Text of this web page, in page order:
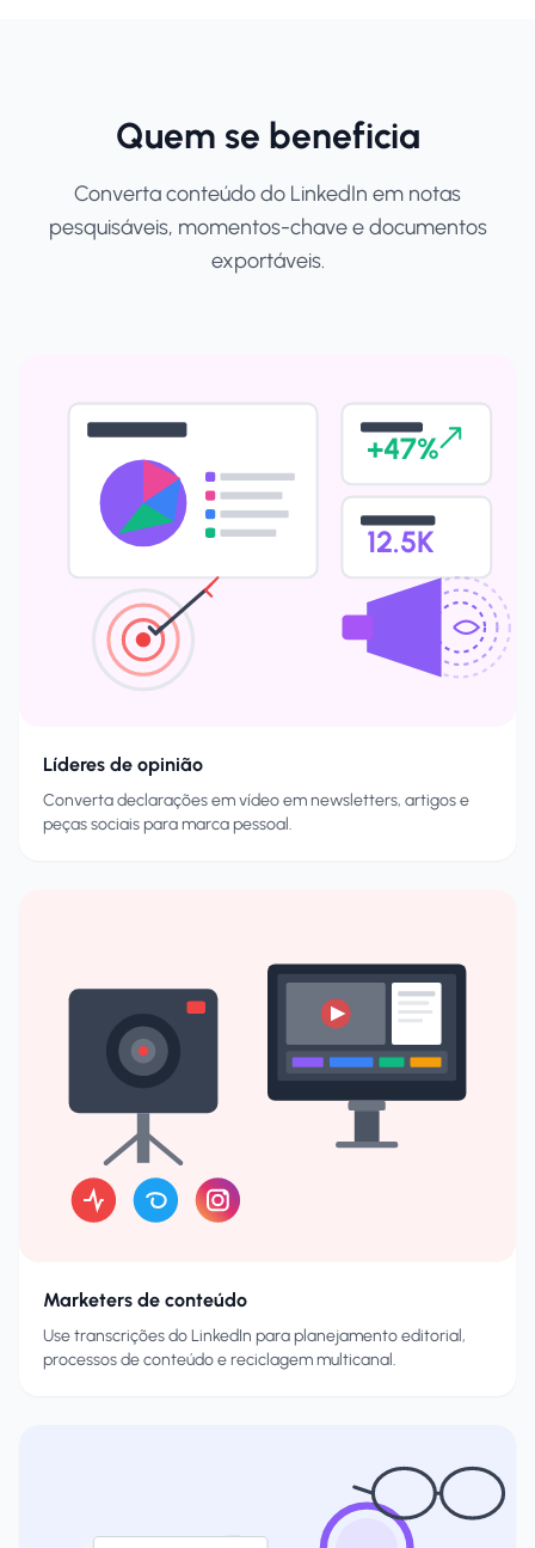
Quem se beneficia
Converta conteúdo do LinkedIn em notas
pesquisáveis, momentos-chave e documentos
exportáveis.
+47%
12.5K
Líderes de opinião
Converta declarações em vídeo em newsletters, artigos e
peças sociais para marca pessoal.
Marketers de conteúdo
Use transcrições do LinkedIn para planejamento editorial,
processos de conteúdo e reciclagem multicanal.